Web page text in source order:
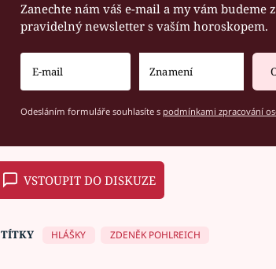
Zanechte nám váš e-mail a my vám budeme
pravidelný newsletter s vaším horoskopem.
Odesláním formuláře souhlasíte s podmínkami zpracování
VSTOUPIT DO DISKUZE
HLÁŠKY ZDENĚK POHLREICH